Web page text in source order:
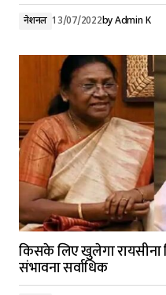
नेशनल 13/07/2022byAdmin K
किसके लिए खुलेगा रायसीना
संभावना सर्वाधिक